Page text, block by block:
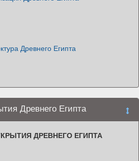
Древнего Египта
Древнего Египта
ДРЕВНЕГО ЕГИПТА